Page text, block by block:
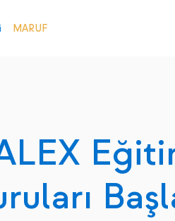
MARUF